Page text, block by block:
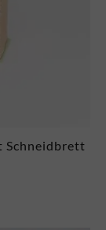
Schneidbrett